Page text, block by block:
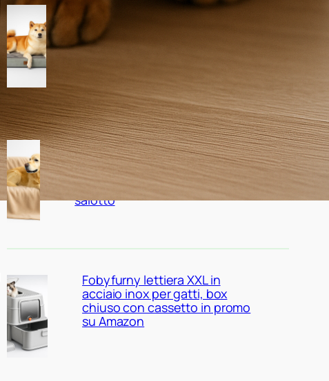
EHEYCIGA cuccia cane interno
taglia media, il letto divano
ortopedico in super offerta su
Amazon
Dreamzie coperta
impermeabile per cani 100×120
cm, copridivano double face in
sconto per chi vive con pet in
salotto
Fobyfurny lettiera XXL in
acciaio inox per gatti, box
chiuso con cassetto in promo
su Amazon